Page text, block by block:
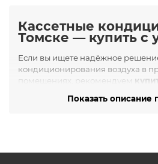
Кассетные
Томске — купить с
Если вы ищете надёжное
кондиционирования воздуха в
помещениях, рекомендуем
БУРАН. Это оптимальный выбор
Для каких
Показать описание